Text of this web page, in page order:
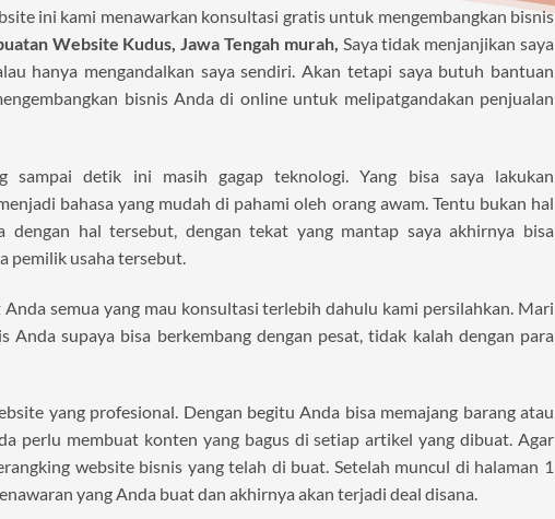
ini kami menawarkan konsultasi gratis untuk mengembangkan bisnis
Website Kudus, Jawa Tengah murah, Saya tidak menjanjikan saya
hanya mengandalkan saya sendiri. Akan tetapi saya butuh bantuan
bisnis Anda di online untuk melipatgandakan penjualan
sampai detik ini masih gagap teknologi. Yang bisa saya lakukan
bahasa yang mudah di pahami oleh orang awam. Tentu bukan hal
dengan hal tersebut, dengan tekat yang mantap saya akhirnya bisa
pemilik usaha tersebut.
semua yang mau konsultasi terlebih dahulu kami persilahkan. Mari
Anda supaya bisa berkembang dengan pesat, tidak kalah dengan para
yang profesional. Dengan begitu Anda bisa memajang barang atau
perlu membuat konten yang bagus di setiap artikel yang dibuat. Agar
website bisnis yang telah di buat. Setelah muncul di halaman 1
yang Anda buat dan akhirnya akan terjadi deal disana.